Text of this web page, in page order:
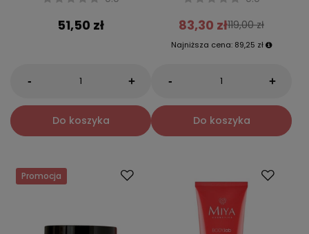
51,50 zł
- +
Do koszyka
83,30 zł119,00 zł
Najniższa cena: 89,25 zł
- +
Do koszyka
Promocja